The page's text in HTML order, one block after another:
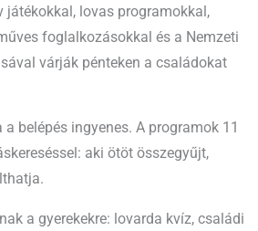
játékokkal, lovas programokkal,
foglalkozásokkal és a Nemzeti
várják pénteken a családokat
belépés ingyenes. A programok 11
aki ötöt összegyűjt,
a gyerekekre: lovarda kvíz, családi